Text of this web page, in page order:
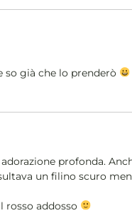
so già che lo prenderò
profonda.
un filino scuro
rosso addosso